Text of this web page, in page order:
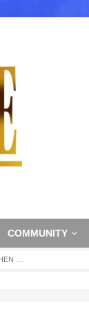
COMMUNITY